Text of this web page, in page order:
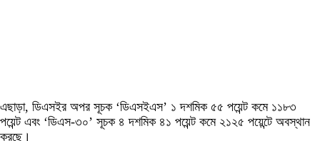
এছাড়া, ডিএসইর অপর সূচক ‘ডিএসইএস’ ১ দশমিক ৫৫ পয়েন্ট কমে ১১৮৩
পয়েন্ট এবং ‘ডিএস-৩০’ সূচক ৪ দশমিক ৪১ পয়েন্ট কমে ২১২৫ পয়েন্টে অবস্থান
করছে।